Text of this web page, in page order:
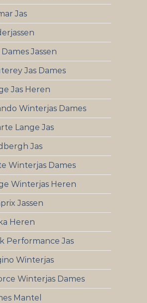
Jas
Dames Jassen
Jas Dames
Jas Heren
Winterjas Dames
Lange Jas
Jas
Winterjas Dames
Winterjas Heren
Jassen
Heren
Performance Jas
Winterjas
Winterjas Dames
Mantel